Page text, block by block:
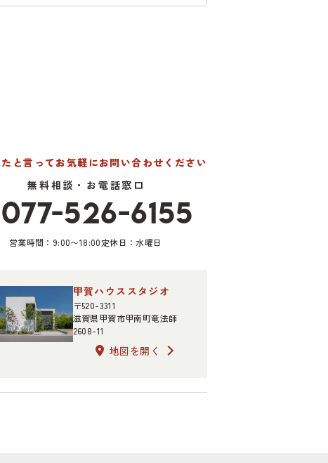
と言ってお気軽にお問い合わせください
無料相談・お電話窓口
077-526-6155
営業時間：9:00〜18:00定休日：水曜日
甲賀ハウススタジオ
〒520-3311
滋賀県甲賀市甲南町竜法師
2608-11
地図を開く